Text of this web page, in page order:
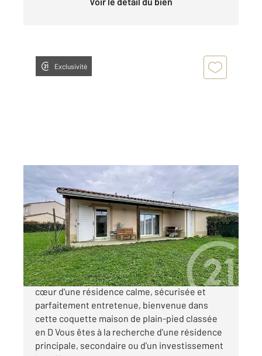
Exclusivité
ST GAUDENS 31
79 m 2, 4 pièces
Ref : 16977
Maison à vendre
120 000 €
(SOUS OFFRE) « LA COQUETTE » Située au
cœur d'une résidence calme, sécurisée et
parfaitement entretenue, bienvenue dans
cette coquette maison de plain-pied classée
en D Vous êtes à la recherche d'une résidence
principale, secondaire ou d'un investissement